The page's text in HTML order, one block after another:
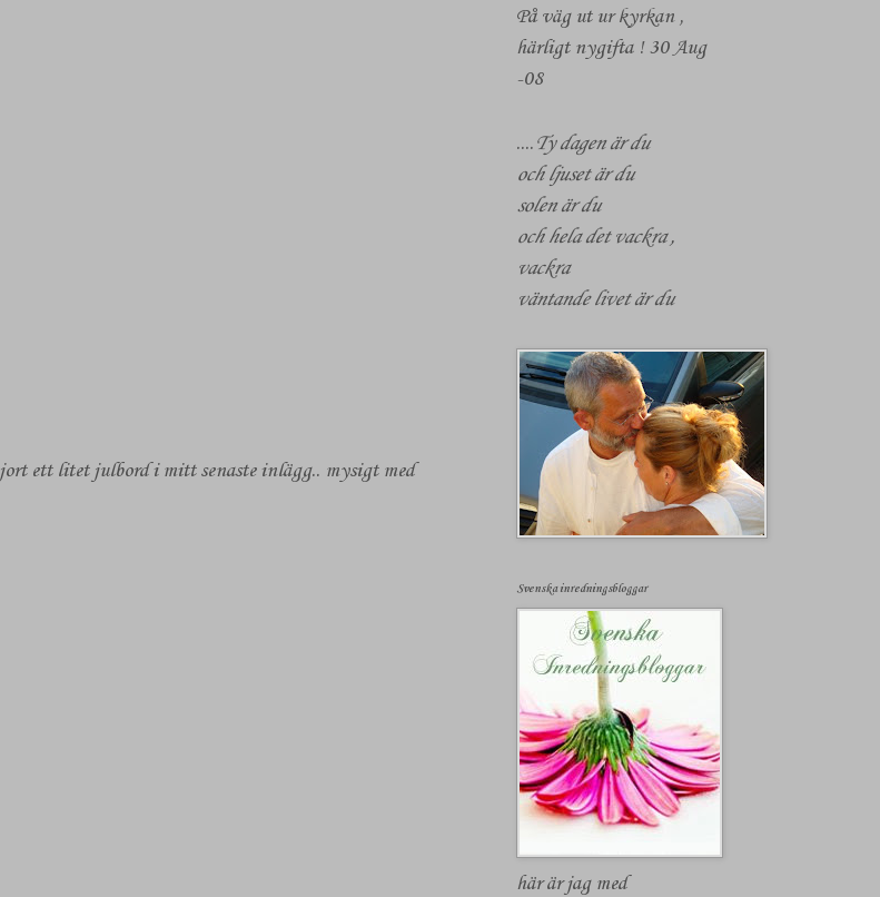
ett litet julbord i mitt senaste inlägg.. mysigt med
På väg ut ur kyrkan ,
härligt nygifta ! 30 Aug
-08
....Ty dagen är du
och ljuset är du
solen är du
och hela det vackra ,
vackra
väntande livet är du
Svenska inredningsbloggar
här är jag med